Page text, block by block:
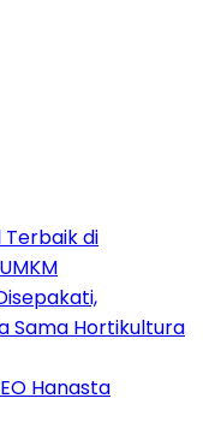
Terbaik di
Sama Hortikultura
Hanasta